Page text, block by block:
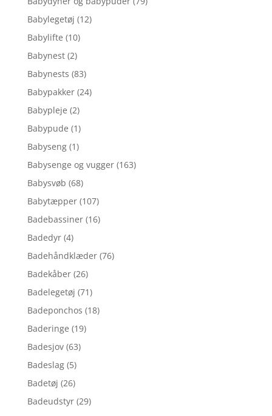
Babylegetøj (12)
Babylifte (10)
Babynest (2)
Babynests (83)
Babypakker (24)
Babypleje (2)
Babypude (1)
Babyseng (1)
Babysenge og vugger (163)
Babysvøb (68)
Babytæpper (107)
Badebassiner (16)
Badedyr (4)
Badehåndklæder (76)
Badekåber (26)
Badelegetøj (71)
Badeponchos (18)
Baderinge (19)
Badesjov (63)
Badeslag (5)
Badetøj (26)
Badeudstyr (29)